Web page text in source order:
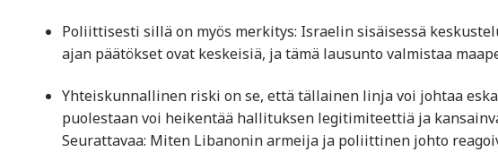
Poliittisesti sillä on myös merkitys: Israelin sisäisessä
ajan päätökset ovat keskeisiä, ja tämä lausunto valmistaa
Yhteiskunnallinen riski on se, että tällainen linja voi johtaa
puolestaan voi heikentää hallituksen legitimiteettiä ja
Seurattavaa: Miten Libanonin armeija ja poliittinen johto